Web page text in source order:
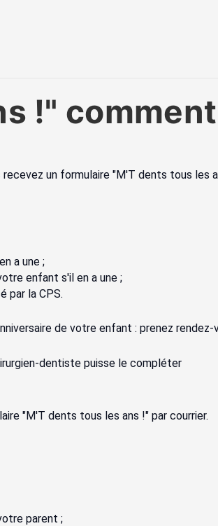
!"
un formulaire "M'T dents tous les
a une ;
enfant s'il en a une ;
par la CPS.
de votre enfant : prenez rendez-
dentiste puisse le compléter
"M'T dents tous les ans !" par courrier.
parent ;